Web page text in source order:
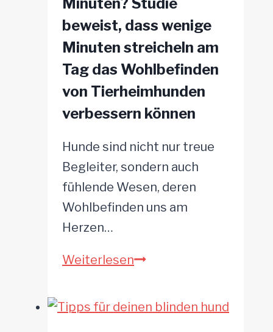
zu
beruhigen
beweist, dass wenige
Minuten streicheln am
Tag das Wohlbefinden
von Tierheimhunden
verbessern können
Hunde sind nicht nur treue
Begleiter, sondern auch
fühlende Wesen, deren
Wohlbefinden uns am
Herzen…
WeiterlesenHast